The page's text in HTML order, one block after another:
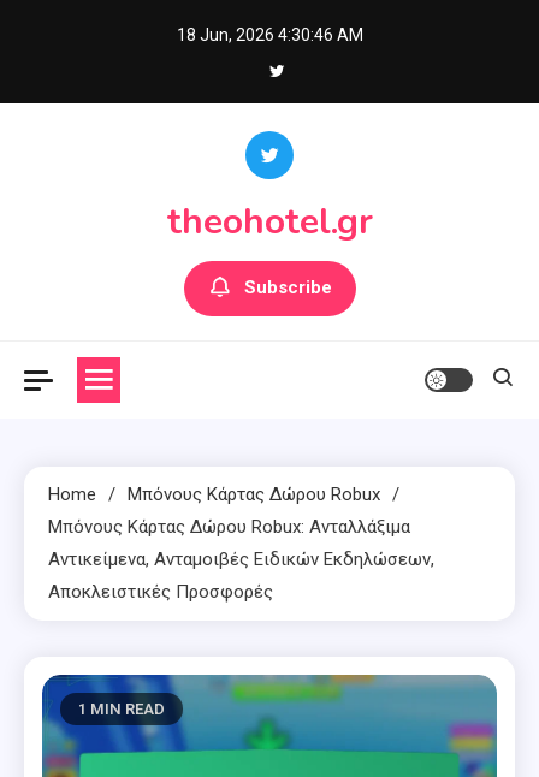
18 Jun, 2026 4:30:47 AM
theohotel.gr
Subscribe
Home
Μπόνους Κάρτας Δώρου Robux
Μπόνους Κάρτας Δώρου Robux: Ανταλλάξιμα
Αντικείμενα, Ανταμοιβές Ειδικών Εκδηλώσεων,
Αποκλειστικές Προσφορές
1 MIN READ